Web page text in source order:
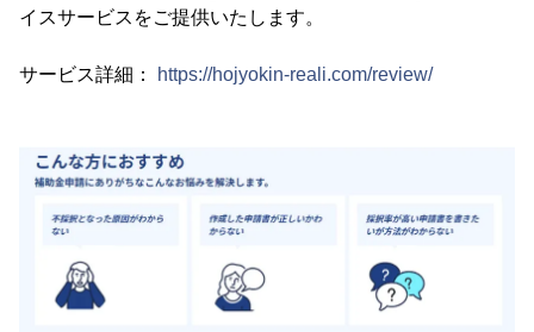
イスサービスをご提供いたします。
サービス詳細： https://hojyokin-reali.com/review/